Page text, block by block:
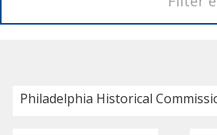
Philadelphia Historical